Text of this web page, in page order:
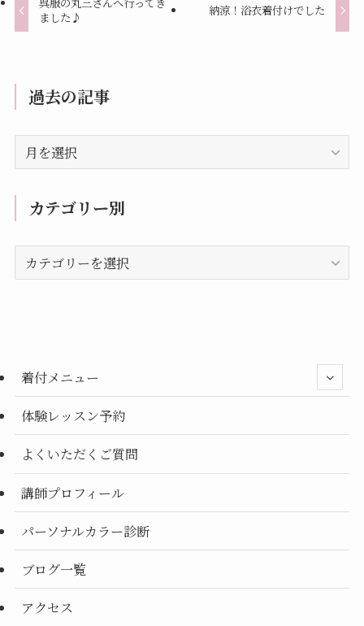
ました♪
納涼！浴衣着付けでした
過去の記事
去
事
カテゴリー別
テ
着付メニュー
体験レッスン予約
よくいただくご質問
講師プロフィール
パーソナルカラー診断
ブログ一覧
アクセス